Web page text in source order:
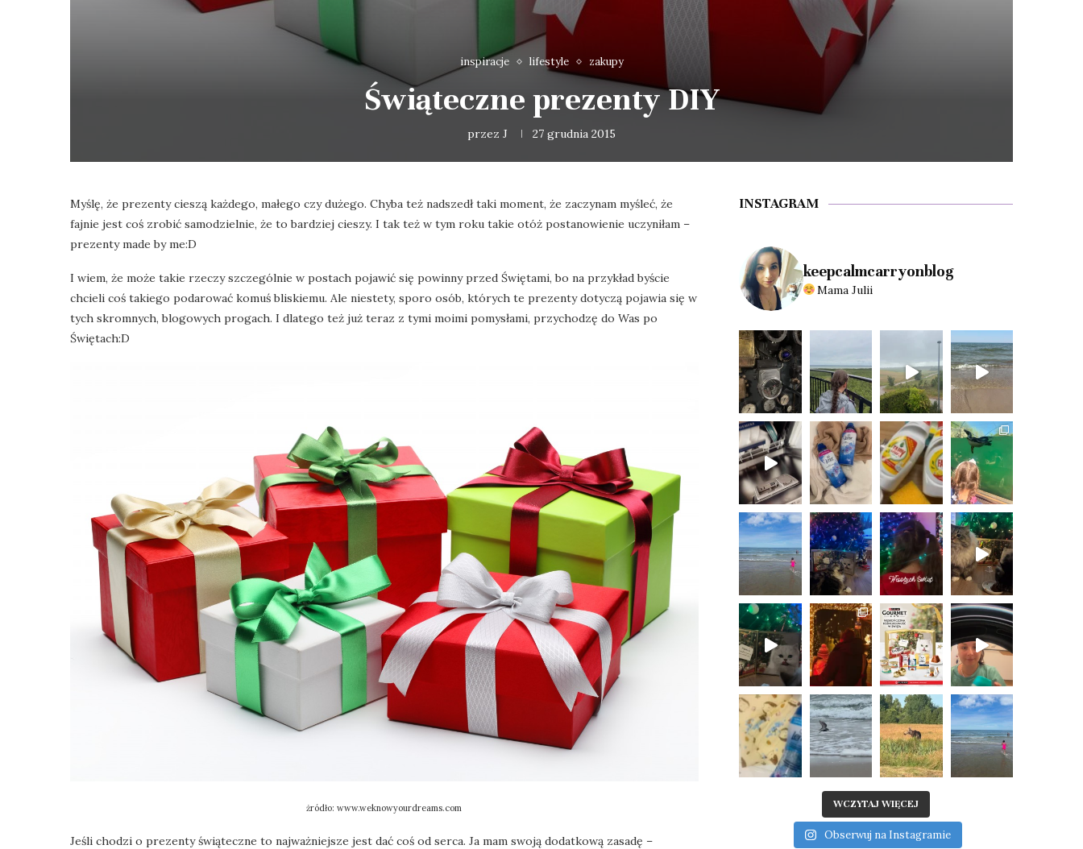
inspiracje lifestyle zakupy
Świąteczne prezenty DIY
przez J 27 grudnia 2015
Myślę, że prezenty cieszą każdego, małego czy dużego. Chyba też nadszedł taki moment, że zaczynam myśleć, że
fajnie jest coś zrobić samodzielnie, że to bardziej cieszy. I tak też w tym roku takie otóż postanowienie uczyniłam –
prezenty made by me:D
I wiem, że może takie rzeczy szczególnie w postach pojawić się powinny przed Świętami, bo na przykład byście
chcieli coś takiego podarować komuś bliskiemu. Ale niestety, sporo osób, których te prezenty dotyczą pojawia się w
tych skromnych, blogowych progach. I dlatego też już teraz z tymi moimi pomysłami, przychodzę do Was po
Świętach:D
żródło: www.weknowyourdreams.com
Jeśli chodzi o prezenty świąteczne to najważniejsze jest dać coś od serca. Ja mam swoją dodatkową zasadę –
INSTAGRAM
keepcalmcarryonblog
Mama Julii
WCZYTAJ WIĘCEJ
Obserwuj na Instagramie